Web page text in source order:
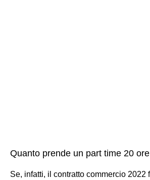
Quanto prende un part time 20
Se, infatti, il contratto commercio 2022